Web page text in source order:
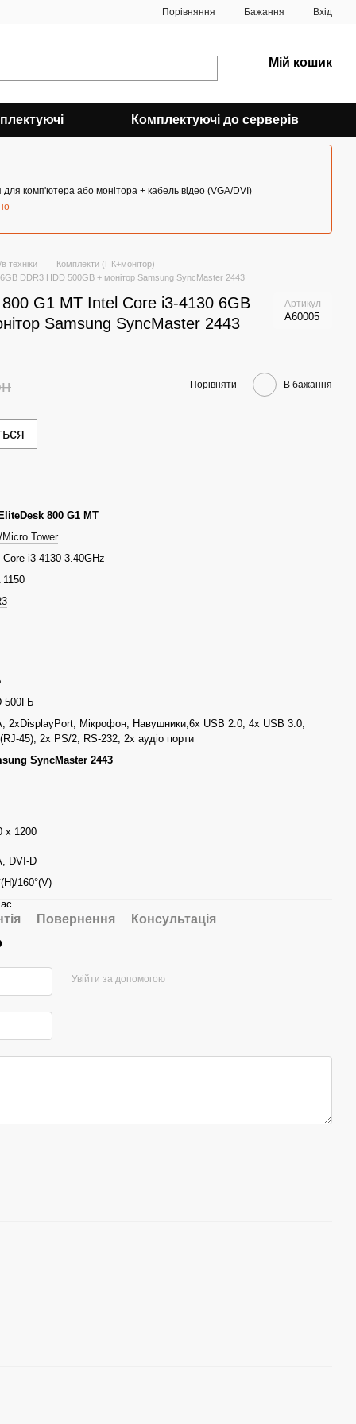
Порівняння Бажання Вхід
Мій кошик
Комплектуючі до серверів
комп'ютера або монітора + кабель відео (VGA/DVI)
техніки
Комплекти (ПК+монітор)
DDR3 HDD 500GB + монітор Samsung SyncMaster 2443
G1 MT Intel Core i3-4130 6GB
Samsung SyncMaster 2443
Артикул
A60005
Порівняти В бажання
800 G1 MT
Tower
Core i3-4130 3.40GHz
1150
500ГБ
2xDisplayPort, Мікрофон, Навушники,6x USB 2.0, 4x USB 3.0,
45), 2x PS/2, RS-232, 2x аудіо порти
SyncMaster 2443
x 1200
DVI-D
160°(V)
Повернення
Консультація
Увійти за допомогою